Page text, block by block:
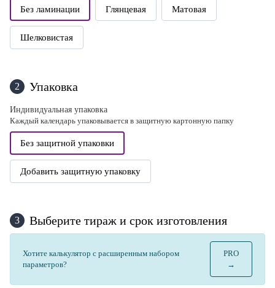
Без ламинации Глянцевая Матовая
Шелковистая
2 Упаковка
Индивидуальная упаковка
Каждый календарь упаковывается в защитную картонную папку
Без защитной упаковки
Добавить защитную упаковку
3 Выберите тираж и срок изготовления
Хотите калькулятор с расширенным набором
параметров?
PRO
→